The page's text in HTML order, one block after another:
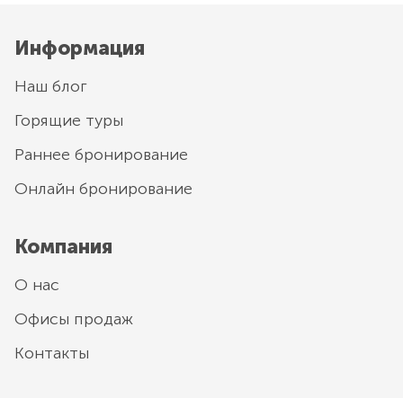
Информация
Наш блог
Горящие туры
Раннее бронирование
Онлайн бронирование
Компания
О нас
Офисы продаж
Контакты